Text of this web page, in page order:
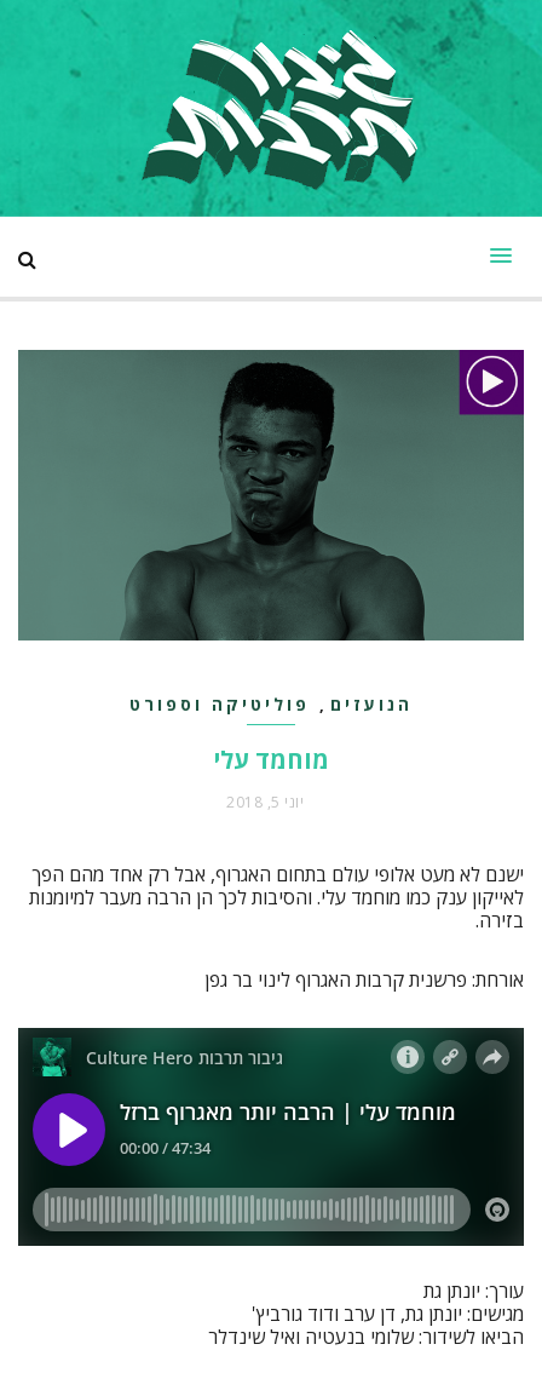
הנועזים , פוליטיקה וספורט
מוחמד עלי
יוני 5, 2018
ישנם לא מעט אלופי עולם בתחום האגרוף, אבל רק אחד מהם הפך
לאייקון ענק כמו מוחמד עלי. והסיבות לכך הן הרבה מעבר למיומנות
בזירה.
אורחת: פרשנית קרבות האגרוף לינוי בר גפן
עורך: יונתן גת
מגישים: יונתן גת, דן ערב ודוד גורביץ'
הביאו לשידור: שלומי בנעטיה ואיל שינדלר